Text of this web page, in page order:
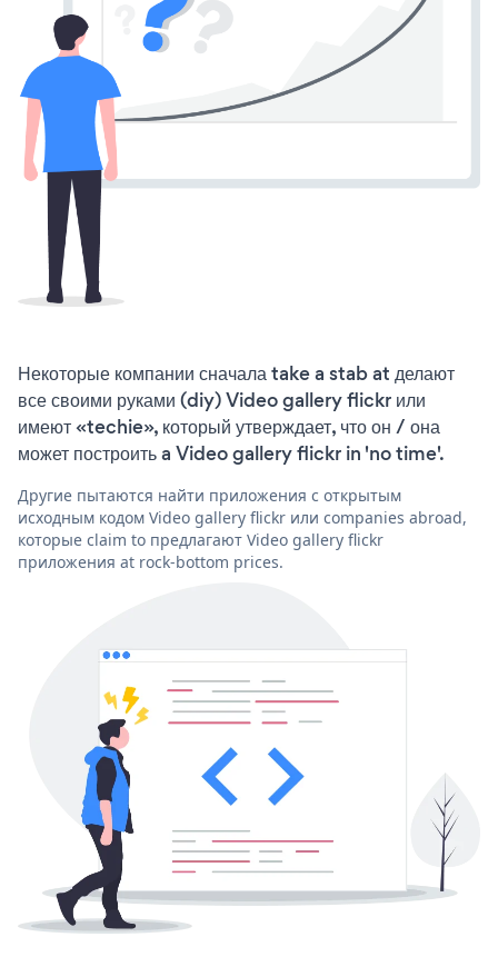
Некоторые компании сначала take a stab at делают
все своими руками (diy) Video gallery flickr или
имеют «techie», который утверждает, что он / она
может построить a Video gallery flickr in 'no time'.
Другие пытаются найти приложения с открытым
исходным кодом Video gallery flickr или companies abroad,
которые claim to предлагают Video gallery flickr
приложения at rock-bottom prices.